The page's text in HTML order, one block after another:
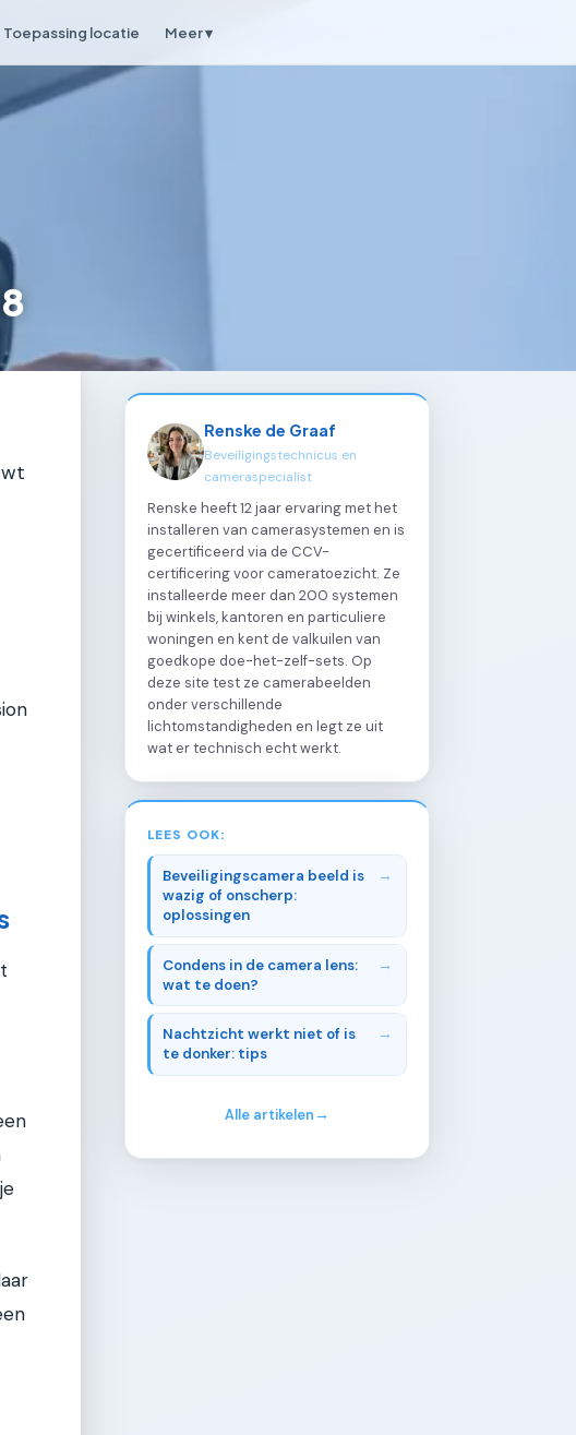
Toepassing locatie Meer ▾
Renske de Graaf
Beveiligingstechnicus en
cameraspecialist
Renske heeft 12 jaar ervaring met het
installeren van camerasystemen en is
gecertificeerd via de CCV-
certificering voor cameratoezicht. Ze
installeerde meer dan 200 systemen
bij winkels, kantoren en particuliere
woningen en kent de valkuilen van
goedkope doe-het-zelf-sets. Op
deze site test ze camerabeelden
onder verschillende
lichtomstandigheden en legt ze uit
wat er technisch echt werkt.
LEES OOK:
Beveiligingscamera beeld is
wazig of onscherp:
oplossingen
Condens in de camera lens:
wat te doen?
Nachtzicht werkt niet of is
te donker: tips
Alle artikelen